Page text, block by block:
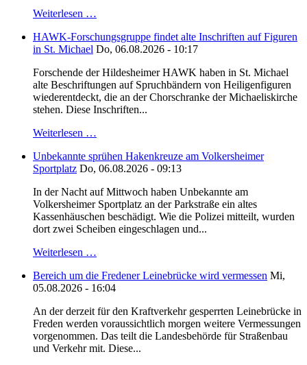
Weiterlesen …
HAWK-Forschungsgruppe findet alte Inschriften auf Figuren
in St. Michael Do, 06.08.2026 - 10:17
Forschende der Hildesheimer HAWK haben in St. Michael
alte Beschriftungen auf Spruchbändern von Heiligenfiguren
wiederentdeckt, die an der Chorschranke der Michaeliskirche
stehen. Diese Inschriften...
Weiterlesen …
Unbekannte sprühen Hakenkreuze am Volkersheimer
Sportplatz Do, 06.08.2026 - 09:13
In der Nacht auf Mittwoch haben Unbekannte am
Volkersheimer Sportplatz an der Parkstraße ein altes
Kassenhäuschen beschädigt. Wie die Polizei mitteilt, wurden
dort zwei Scheiben eingeschlagen und...
Weiterlesen …
Bereich um die Fredener Leinebrücke wird vermessen Mi,
05.08.2026 - 16:04
An der derzeit für den Kraftverkehr gesperrten Leinebrücke in
Freden werden voraussichtlich morgen weitere Vermessungen
vorgenommen. Das teilt die Landesbehörde für Straßenbau
und Verkehr mit. Diese...